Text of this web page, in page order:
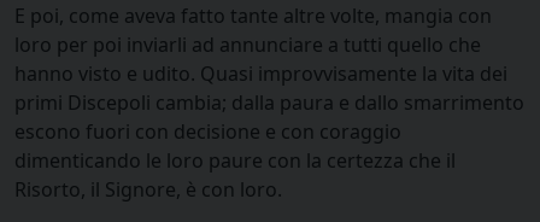
E poi, come aveva fatto tante altre volte, mangia con
loro per poi inviarli ad annunciare a tutti quello che
hanno visto e udito. Quasi improvvisamente la vita dei
primi Discepoli cambia; dalla paura e dallo smarrimento
escono fuori con decisione e con coraggio
dimenticando le loro paure con la certezza che il
Risorto, il Signore, è con loro.